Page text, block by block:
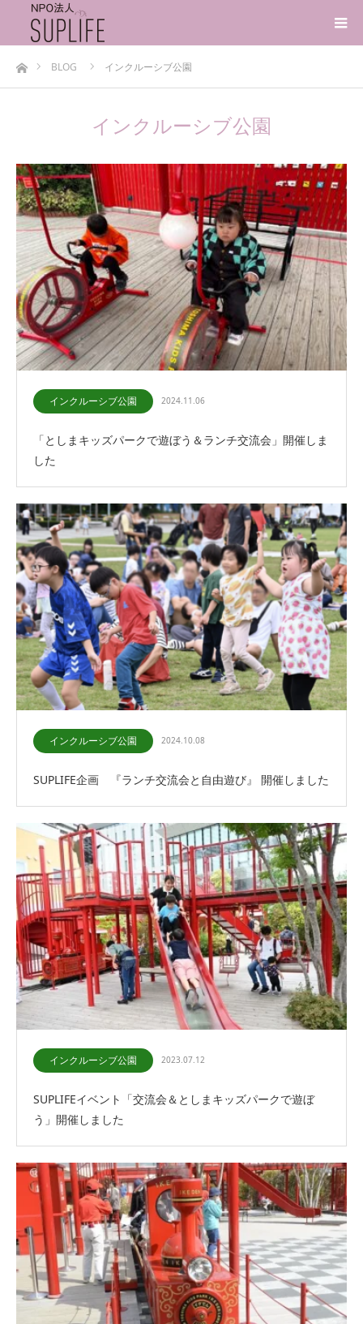
ホームBLOG インクルーシブ公園
インクルーシブ公園
インクルーシブ公園 2024.11.06
「としまキッズパークで遊ぼう＆ランチ交流会」開催しま
した
インクルーシブ公園 2024.10.08
SUPLIFE企画 『ランチ交流会と自由遊び』 開催しました
インクルーシブ公園 2023.07.12
SUPLIFEイベント「交流会＆としまキッズパークで遊ぼ
う」開催しました